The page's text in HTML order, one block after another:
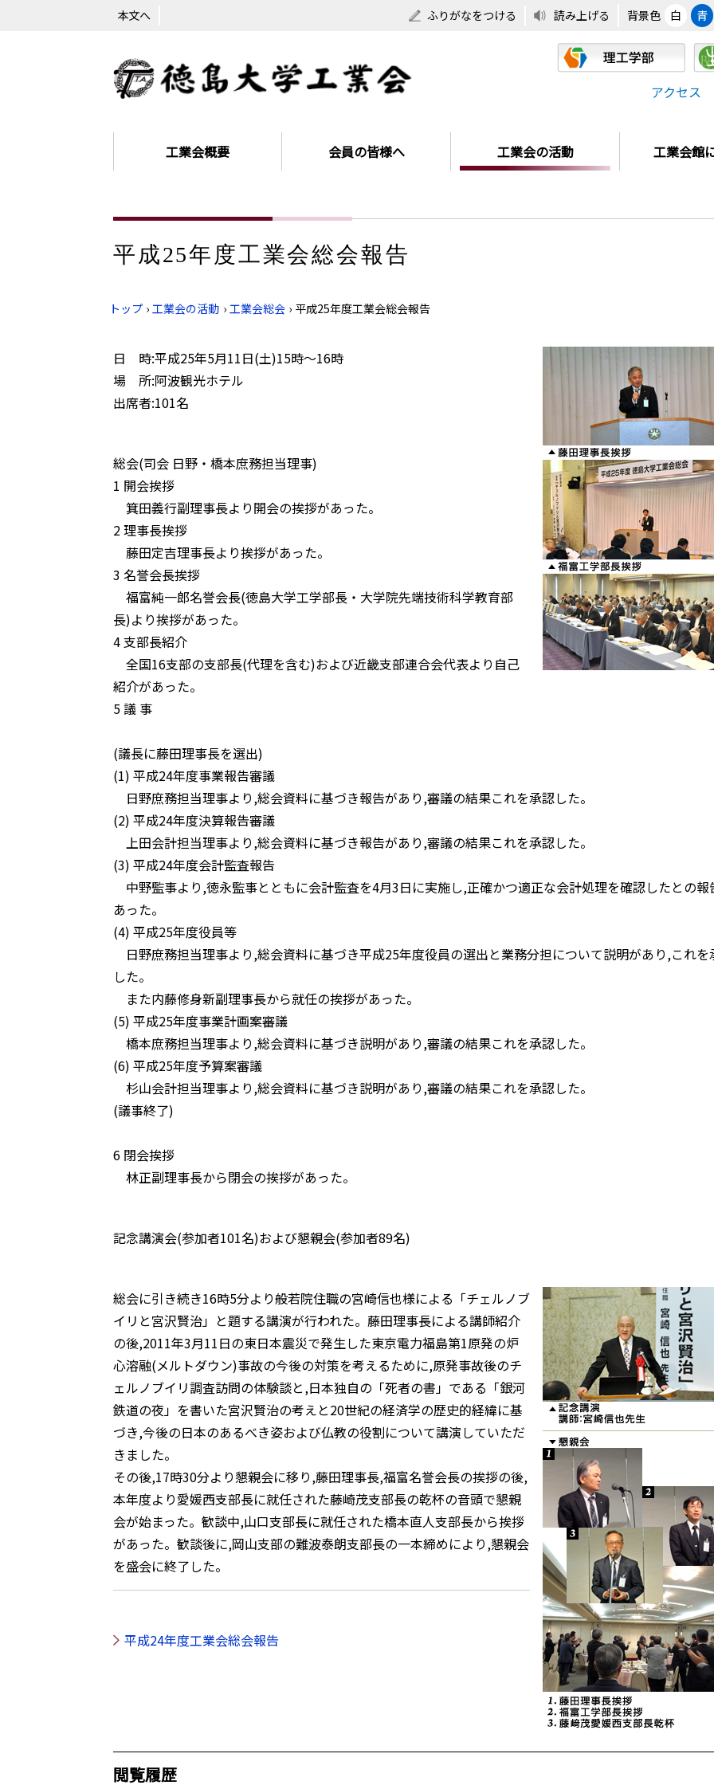
本文へ ふりがなをつける 読み上げる 背景色 白 青
アクセス
工業会概要 会員の皆様へ 工業会の活動 工業会館
平成25年度工業会総会報告
トップ › 工業会の活動 › 工業会総会 › 平成25年度工業会総会報告
日 時:平成25年5月11日(土)15時～16時
場 所:阿波観光ホテル
出席者:101名
総会(司会 日野・橋本庶務担当理事)
1 開会挨拶
箕田義行副理事長より開会の挨拶があった。
2 理事長挨拶
藤田定吉理事長より挨拶があった。
3 名誉会長挨拶
福富純一郎名誉会長(徳島大学工学部長・大学院先端技術科学教育部
長)より挨拶があった。
4 支部長紹介
全国16支部の支部長(代理を含む)および近畿支部連合会代表より自己
紹介があった。
5 議 事
(議長に藤田理事長を選出)
(1) 平成24年度事業報告審議
日野庶務担当理事より,総会資料に基づき報告があり,審議の結果これを承認した。
(2) 平成24年度決算報告審議
上田会計担当理事より,総会資料に基づき報告があり,審議の結果これを承認した。
(3) 平成24年度会計監査報告
中野監事より,徳永監事とともに会計監査を4月3日に実施し,正確かつ適正な会計処理を確認したとの報
あった。
(4) 平成25年度役員等
日野庶務担当理事より,総会資料に基づき平成25年度役員の選出と業務分担について説明があり,これを
した。
また内藤修身新副理事長から就任の挨拶があった。
(5) 平成25年度事業計画案審議
橋本庶務担当理事より,総会資料に基づき説明があり,審議の結果これを承認した。
(6) 平成25年度予算案審議
杉山会計担当理事より,総会資料に基づき説明があり,審議の結果これを承認した。
(議事終了)
6 閉会挨拶
林正副理事長から閉会の挨拶があった。
記念講演会(参加者101名)および懇親会(参加者89名)
総会に引き続き16時5分より般若院住職の宮崎信也様による「チェルノブ
イリと宮沢賢治」と題する講演が行われた。藤田理事長による講師紹介
の後,2011年3月11日の東日本震災で発生した東京電力福島第1原発の炉
心溶融(メルトダウン)事故の今後の対策を考えるために,原発事故後のチ
ェルノブイリ調査訪問の体験談と,日本独自の「死者の書」である「銀河
鉄道の夜」を書いた宮沢賢治の考えと20世紀の経済学の歴史的経緯に基
づき,今後の日本のあるべき姿および仏教の役割について講演していただ
きました。
その後,17時30分より懇親会に移り,藤田理事長,福富名誉会長の挨拶の後,
本年度より愛媛西支部長に就任された藤崎茂支部長の乾杯の音頭で懇親
会が始まった。歓談中,山口支部長に就任された橋本直人支部長から挨拶
があった。歓談後に,岡山支部の難波泰朗支部長の一本締めにより,懇親会
を盛会に終了した。
平成24年度工業会総会報告
閲覧履歴